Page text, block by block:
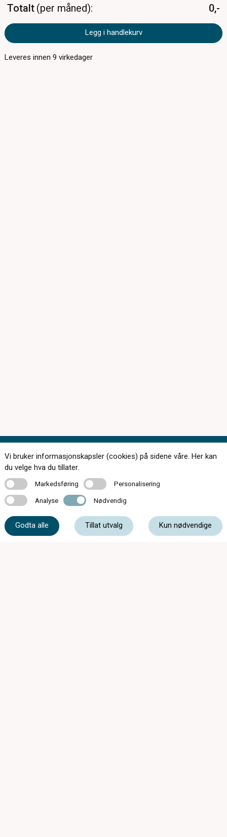
Totalt per måned 0,-
Legg i handlekurv
Leveres innen9 virkedager
Kontakt oss
Vi bruker informasjonskapsler (cookies) på sidene våre. Her kan
du velge hva du tillater.
MarkedsføringMarkedsføring PersonaliseringPersonalisering
Analyse Analyse Nødvendig Nødvendig
Godta alle Tillat utvalg Kun nødvendige